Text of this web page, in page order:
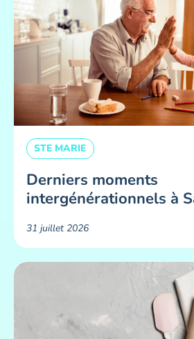
STE MARIE
Derniers moments
intergénérationnels à
31 juillet 2026